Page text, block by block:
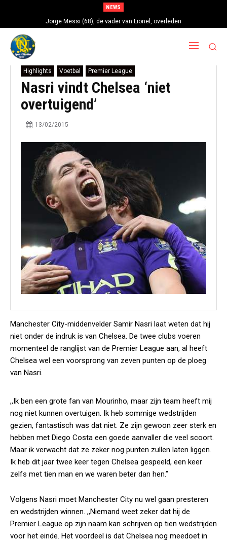
NEWS
Jorge Messi (68), de vader van Lionel, overleden
Highlights Voetbal Premier League
Nasri vindt Chelsea ‘niet
overtuigend’
13/02/2015
Manchester City-middenvelder Samir Nasri laat weten dat hij
niet onder de indruk is van Chelsea. De twee clubs voeren
momenteel de ranglijst van de Premier League aan, al heeft
Chelsea wel een voorsprong van zeven punten op de ploeg
van Nasri.
,,Ik ben een grote fan van Mourinho, maar zijn team heeft mij
nog niet kunnen overtuigen. Ik heb sommige wedstrijden
gezien, fantastisch was dat niet. Ze zijn gewoon zeer sterk en
hebben met Diego Costa een goede aanvaller die veel scoort.
Maar ik verwacht dat ze zeker nog punten zullen laten liggen.
Ik heb dit jaar twee keer tegen Chelsea gespeeld, een keer
zelfs met tien man en we waren beter dan hen.”
Volgens Nasri moet Manchester City nu wel gaan presteren
en wedstrijden winnen. ,,Niemand weet zeker dat hij de
Premier League op zijn naam kan schrijven op tien wedstrijden
voor het einde. Het voordeel is dat Chelsea nog meedoet in